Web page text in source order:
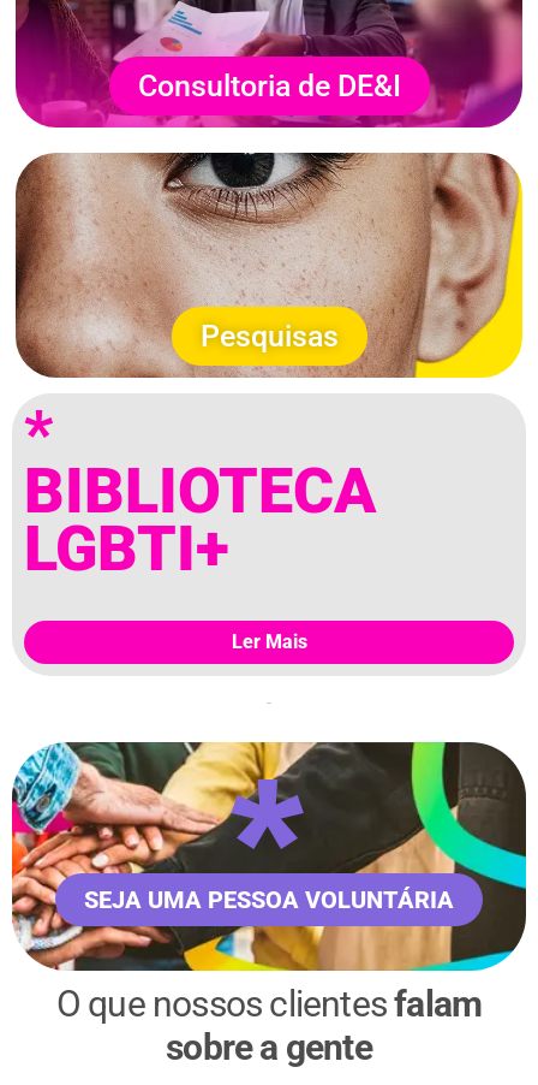
Consultoria de DE&I
Pesquisas
*
BIBLIOTECA
LGBTI+
Ler Mais
*
SEJA UMA PESSOA VOLUNTÁRIA
O que nossos clientesfalam
sobre a gente